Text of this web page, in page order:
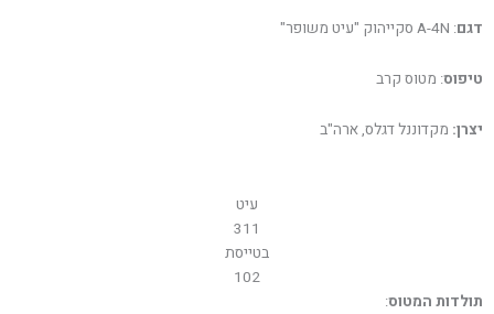
דגם: A-4N סקייהוק "עיט משופר"
טיפוס: מטוס קרב
יצרן: מקדוננל דגלס, ארה"ב
עיט
311
בטייסת
102
תולדות המטוס: